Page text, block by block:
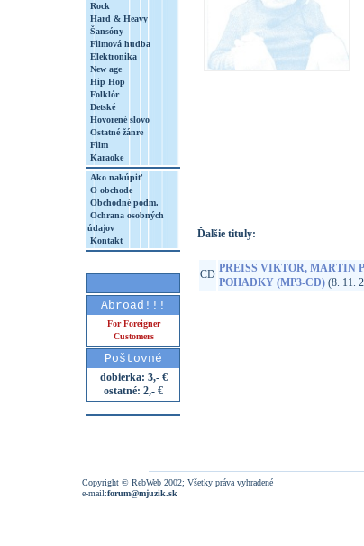
Rock
Hard & Heavy
Šansóny
Filmová hudba
Elektronika
New age
Hip Hop
Folklór
Detské
Hovorené slovo
Ostatné žánre
Film
Karaoke
Ako nakúpiť
O obchode
Obchodné podm.
Ochrana osobných
údajov
Kontakt
Abroad!!!
For Foreigner
Customers
Poštovné
dobierka: 3,- €
ostatné: 2,- €
Ďalšie tituly:
CD PREISS VIKTOR, MARTIN
POHADKY (MP3-CD) (8. 11.
Copyright © RebWeb 2002; Všetky práva vyhradené
e-mail:forum@mjuzik.sk